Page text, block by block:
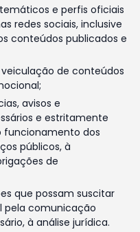
e perfis oficiais
redes sociais, inclusive
conteúdos publicados e
de conteúdos
avisos e
e estritamente
funcionamento dos
públicos, à
de
que possam suscitar
pela comunicação
à análise jurídica.